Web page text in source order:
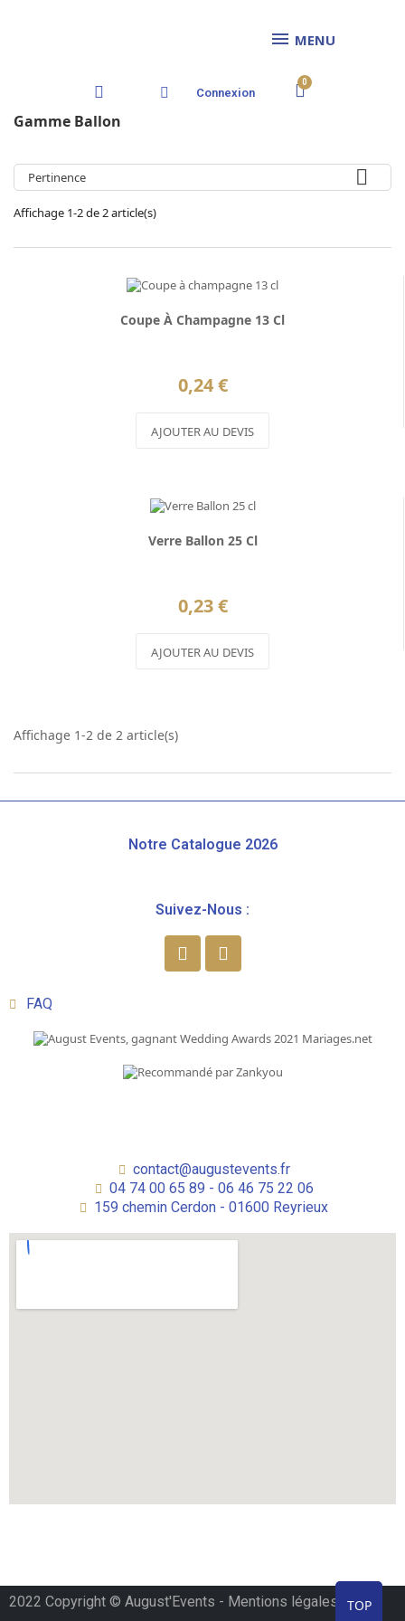
MENU
Connexion
Gamme Ballon
Pertinence 
Affichage 1-2 de 2 article(s)
Coupe À Champagne 13 Cl
0,24 €
AJOUTER AU DEVIS
Verre Ballon 25 Cl
0,23 €
AJOUTER AU DEVIS
Affichage 1-2 de 2 article(s)
Notre Catalogue 2026
Suivez-Nous :
FAQ
contact@augustevents.fr
04 74 00 65 89 - 06 46 75 22 06
159 chemin Cerdon - 01600 Reyrieux
2022 Copyright © August'Events - Mentions légales TOP